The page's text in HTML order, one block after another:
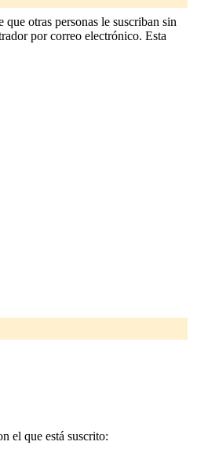
otras personas le suscriban sin
por correo electrónico. Esta
el que está suscrito: